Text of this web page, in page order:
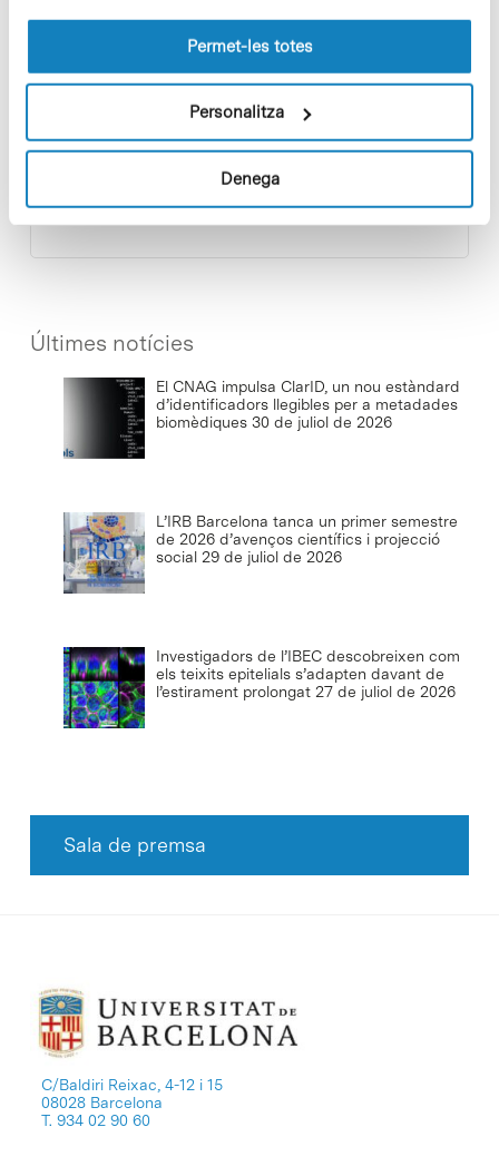
les cookies pot consultar laPolítica de cookiesdel
Permet-les totes
Personalitza
Denega
Últimes notícies
El CNAG impulsa ClarID, un nou estàndard
d’identificadors llegibles per a metadades
biomèdiques 30 de juliol de 2026
L’IRB Barcelona tanca un primer semestre
de 2026 d’avenços científics i projecció
social 29 de juliol de 2026
Investigadors de l’IBEC descobreixen com
els teixits epitelials s’adapten davant de
l’estirament prolongat 27 de juliol de 2026
Sala de premsa
C/Baldiri Reixac, 4-12 i 15
08028 Barcelona
T. 934 02 90 60